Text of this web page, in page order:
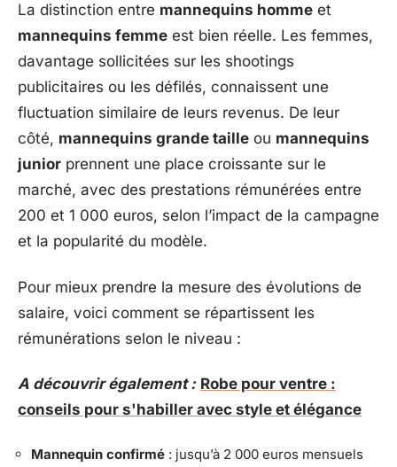
La distinction entre mannequins homme et
mannequins femme est bien réelle. Les femmes,
davantage sollicitées sur les shootings
publicitaires ou les défilés, connaissent une
fluctuation similaire de leurs revenus. De leur
côté, mannequins grande taille ou mannequins
junior prennent une place croissante sur le
marché, avec des prestations rémunérées entre
200 et 1 000 euros, selon l’impact de la campagne
et la popularité du modèle.
Pour mieux prendre la mesure des évolutions de
salaire, voici comment se répartissent les
rémunérations selon le niveau :
A découvrir également : Robe pour ventre :
conseils pour s'habiller avec style et élégance
Mannequin confirmé : jusqu’à 2 000 euros mensuels